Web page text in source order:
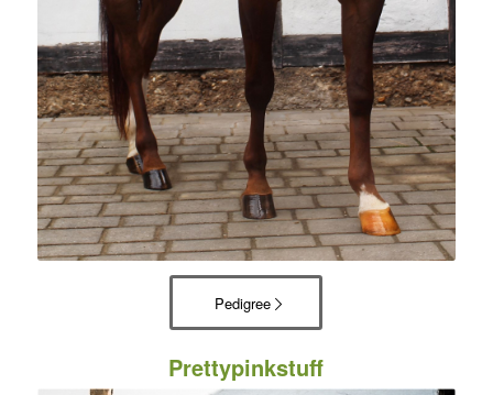
Pedigree
Prettypinkstuff